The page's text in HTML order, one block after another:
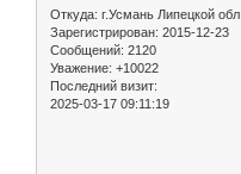
Откуда: г.Усмань Липецкой обл.
Зарегистрирован: 2015-12-23
Сообщений: 2120
Уважение: +10022
Последний визит:
2025-03-17 09:11:19